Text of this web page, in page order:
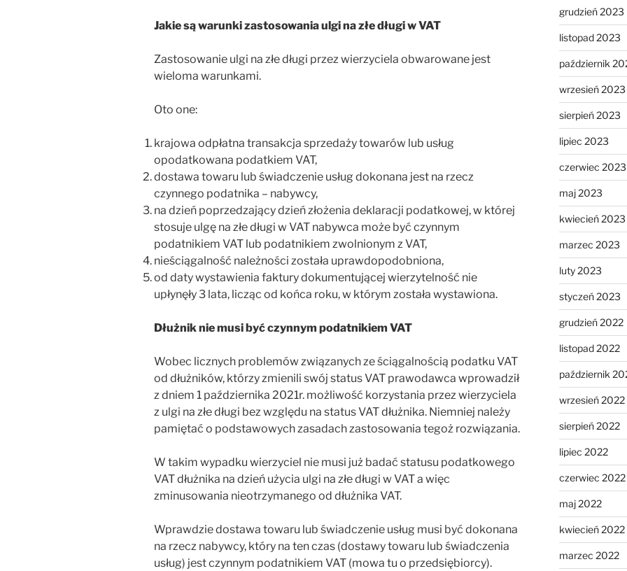
Jakie są warunki zastosowania ulgi na złe długi w VAT
Zastosowanie ulgi na złe długi przez wierzyciela obwarowane jest
wieloma warunkami.
Oto one:
krajowa odpłatna transakcja sprzedaży towarów lub usług
opodatkowana podatkiem VAT,
dostawa towaru lub świadczenie usług dokonana jest na rzecz
czynnego podatnika – nabywcy,
na dzień poprzedzający dzień złożenia deklaracji podatkowej, w której
stosuje ulgę na złe długi w VAT nabywca może być czynnym
podatnikiem VAT lub podatnikiem zwolnionym z VAT,
nieściągalność należności została uprawdopodobniona,
od daty wystawienia faktury dokumentującej wierzytelność nie
upłynęły 3 lata, licząc od końca roku, w którym została wystawiona.
Dłużnik nie musi być czynnym podatnikiem VAT
Wobec licznych problemów związanych ze ściągalnością podatku VAT
od dłużników, którzy zmienili swój status VAT prawodawca wprowadził
z dniem 1 października 2021r. możliwość korzystania przez wierzyciela
z ulgi na złe długi bez względu na status VAT dłużnika. Niemniej należy
pamiętać o podstawowych zasadach zastosowania tegoż rozwiązania.
W takim wypadku wierzyciel nie musi już badać statusu podatkowego
VAT dłużnika na dzień użycia ulgi na złe długi w VAT a więc
zminusowania nieotrzymanego od dłużnika VAT.
Wprawdzie dostawa towaru lub świadczenie usług musi być dokonana
na rzecz nabywcy, który na ten czas (dostawy towaru lub świadczenia
usług) jest czynnym podatnikiem VAT (mowa tu o przedsiębiorcy).
grudzień 2023
listopad 2023
październik
wrzesień 2023
sierpień 2023
lipiec 2023
czerwiec 2023
maj 2023
kwiecień 2023
marzec 2023
luty 2023
styczeń 2023
grudzień 2022
listopad 2022
październik
wrzesień 2022
sierpień 2022
lipiec 2022
czerwiec 2022
maj 2022
kwiecień 2022
marzec 2022